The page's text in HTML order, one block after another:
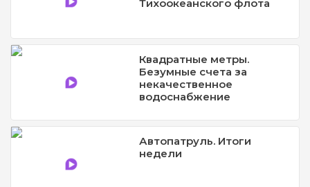
Тихоокеанского флота
Квадратные метры.
Безумные счета за
некачественное
водоснабжение
Автопатруль. Итоги
недели